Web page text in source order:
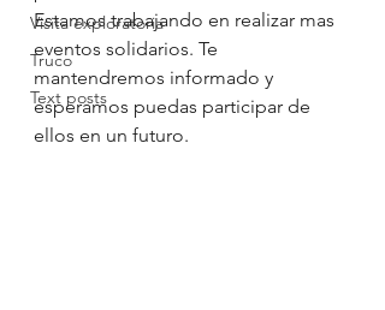
Visita exploratoria
Truco
Text posts
Estamos trabajando en realizar mas
eventos solidarios. Te
mantendremos informado y
esperamos puedas participar de
ellos en un futuro.